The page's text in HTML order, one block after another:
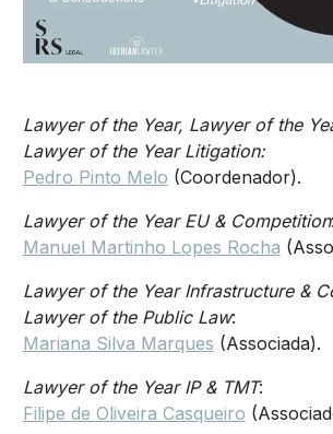
Lawyer of the Year, Lawyer of the
Lawyer of the Year Litigation:
Pedro Pinto Melo (Coordenador).
Lawyer of the Year EU & Competition:
Manuel Martinho Lopes Rocha
Lawyer of the Year Infrastructure &
Lawyer of the Public Law:
Mariana Silva Marques (Associada).
Lawyer of the Year IP & TMT:
Filipe de Oliveira Casqueiro